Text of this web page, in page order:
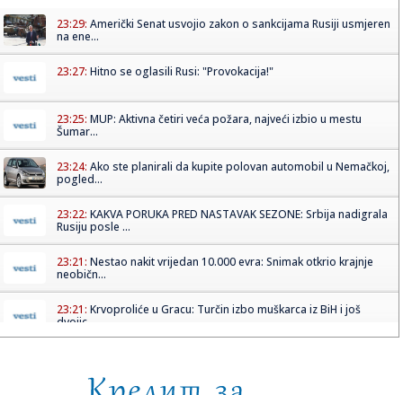
23:29: Američki Senat usvojio zakon o sankcijama Rusiji usmjeren
na ene...
23:27: Hitno se oglasili Rusi: "Provokacija!"
23:25: MUP: Aktivna četiri veća požara, najveći izbio u mestu
Šumar...
23:24: Ako ste planirali da kupite polovan automobil u Nemačkoj,
pogled...
23:22: KAKVA PORUKA PRED NASTAVAK SEZONE: Srbija nadigrala
Rusiju posle ...
23:21: Nestao nakit vrijedan 10.000 evra: Snimak otkrio krajnje
neobičn...
23:21: Krvoproliće u Gracu: Turčin izbo muškarca iz BiH i još
dvojic...